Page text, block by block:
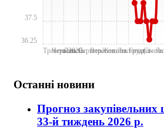
Травень 2020
Червень
ЛипеньСерпеньВересень
ЖовтеньЛиcтопад
Грудень
36.25
37.5
Останні новини
Прогноз закупівельних
33-й тиждень 2026 р.